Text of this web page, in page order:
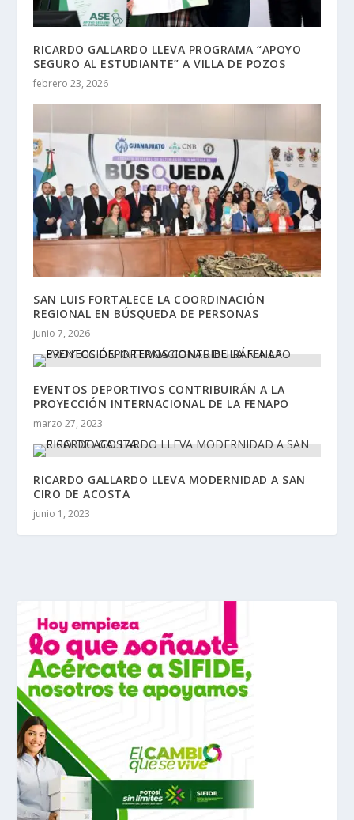
RICARDO GALLARDO LLEVA PROGRAMA “APOYO
SEGURO AL ESTUDIANTE” A VILLA DE POZOS
febrero 23, 2026
SAN LUIS FORTALECE LA COORDINACIÓN
REGIONAL EN BÚSQUEDA DE PERSONAS
junio 7, 2026
EVENTOS DEPORTIVOS CONTRIBUIRÁN A LA
PROYECCIÓN INTERNACIONAL DE LA FENAPO
marzo 27, 2023
RICARDO GALLARDO LLEVA MODERNIDAD A SAN
CIRO DE ACOSTA
junio 1, 2023